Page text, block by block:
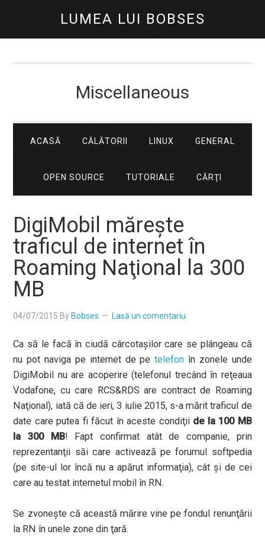
LUMEA LUI BOBSES
Miscellaneous
ACASĂ CĂLĂTORII LINUX GENERAL
OPEN SOURCE TUTORIALE CĂRŢI
DigiMobil măreşte
traficul de internet în
Roaming Naţional la 300
MB
04/07/2015 By Bobses Lasă un comentariu
Ca să le facă în ciudă cârcotaşilor care se plângeau că
nu pot naviga pe internet de petelefon în zonele unde
DigiMobil nu are acoperire (telefonul trecând în reţeaua
Vodafone, cu care RCS&RDS are contract de Roaming
Naţional), iată că de ieri, 3 iulie 2015, s-a mărit traficul de
date care putea fi făcut în aceste condiţii de la 100 MB
la 300 MB! Fapt confirmat atât de companie, prin
reprezentanţii săi care activează pe forumul softpedia
(pe site-ul lor încă nu a apărut informaţia), cât şi de cei
care au testat internetul mobil în RN.
Se zvoneşte că această mărire vine pe fondul renunţării
la RN în unele zone din ţară.